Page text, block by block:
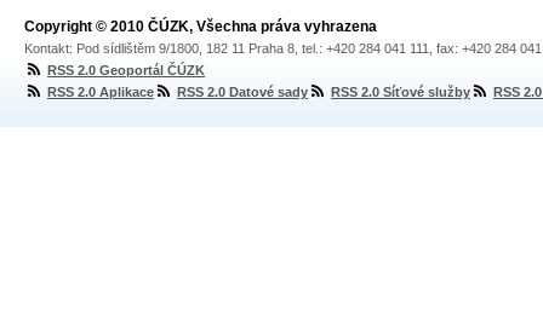
Copyright © 2010 ČÚZK, Všechna práva vyhrazena
Kontakt: Pod sídlištěm 9/1800, 182 11 Praha 8, tel.: +420 284 041 111, fax: +420 284
RSS 2.0 Geoportál ČÚZK
RSS 2.0 Aplikace
RSS 2.0 Datové sady RSS 2.0 Síťové služby RSS